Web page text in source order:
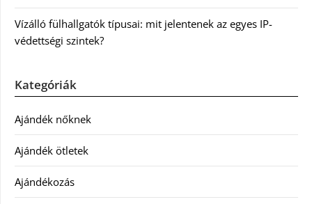
Vízálló fülhallgatók típusai: mit jelentenek az egyes IP-
védettségi szintek?
Kategóriák
Ajándék nőknek
Ajándék ötletek
Ajándékozás